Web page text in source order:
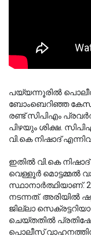
പയ്യന്നൂരിൽ
ബോംബെറിഞ്ഞ
രണ്ട് സിപിഎം
പിഴയും ശിക്ഷ.
വി.കെ നിഷാദ്
ഇതിൽ വി.കെ
വെള്ളൂർ
സ്ഥാനാർത്ഥിയാണ്.
നടന്നത്. അരിയിൽ
ജില്ലാ
ചെയ്തതിൽ
പൊലീസ്